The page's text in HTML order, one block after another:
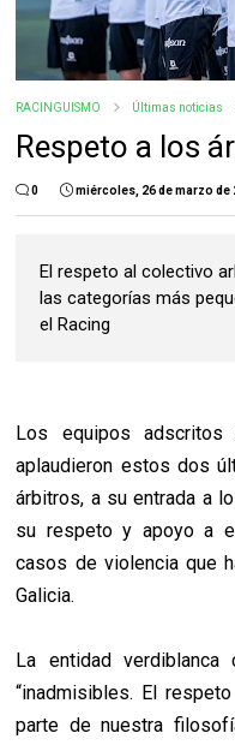
RACINGUISMO Últimas noticias
Respeto a los
0 miércoles, 26 de marzo de
El respeto al colectivo
las categorías más
el Racing
Los equipos adscritos
aplaudieron estos dos
árbitros, a su entrada a
su respeto y apoyo a
casos de violencia que
Galicia.
La entidad
“inadmisibles. El
parte de nuestra